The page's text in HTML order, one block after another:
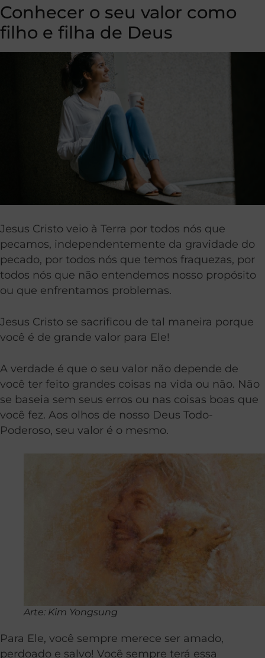
Conhecer o seu valor como
filho e filha de Deus
Jesus Cristo veio à Terra por todos nós que
pecamos, independentemente da gravidade do
pecado, por todos nós que temos fraquezas, por
todos nós que não entendemos nosso propósito
ou que enfrentamos problemas.
Jesus Cristo se sacrificou de tal maneira porque
você é de grande valor para Ele!
A verdade é que o seu valor não depende de
você ter feito grandes coisas na vida ou não. Não
se baseia sem seus erros ou nas coisas boas que
você fez. Aos olhos de nosso Deus Todo-
Poderoso, seu valor é o mesmo.
Arte: Kim Yongsung
Para Ele, você sempre merece ser amado,
perdoado e salvo! Você sempre terá essa